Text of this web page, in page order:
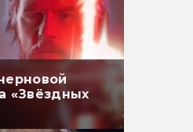
«Звёздных